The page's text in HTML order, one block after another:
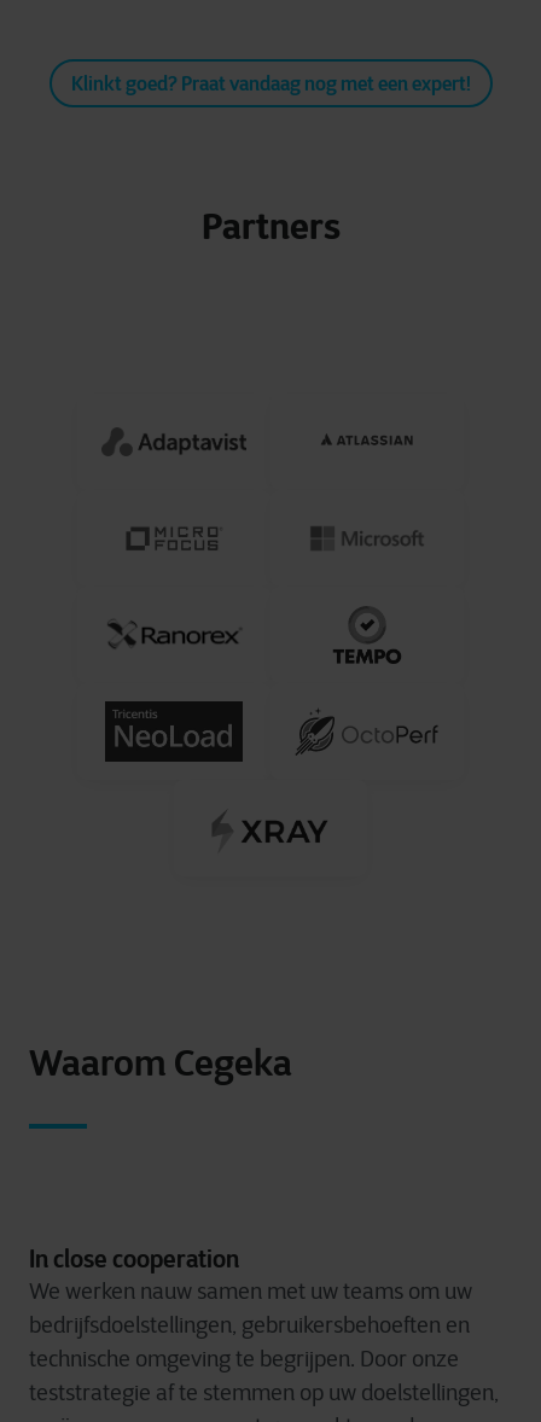
Klinkt goed? Praat vandaag nog met een expert!
Partners
Waarom Cegeka
In close cooperation
We werken nauw samen met uw teams om uw
bedrijfsdoelstellingen, gebruikersbehoeften en
technische omgeving te begrijpen. Door onze
teststrategie af te stemmen op uw doelstellingen,